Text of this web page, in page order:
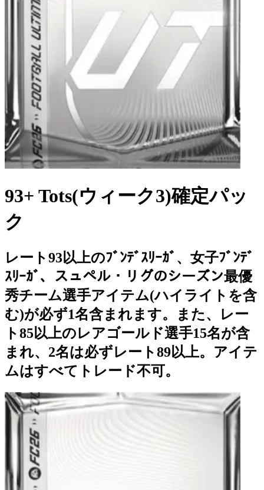
93+ Tots(ウィーク3)確定パッ
ク
レート93以上のﾌﾞﾝﾃﾞｽﾘｰｶﾞ、女子ﾌﾞﾝﾃﾞ
ｽﾘｰｶﾞ、スュペル・リグのシーズン最優
秀チーム選手アイテム(ハイライトを含
む)が必ず1名含まれます。また、レー
ト85以上のレアゴールド選手15名が含
まれ、2名は必ずレート89以上。アイテ
ムはすべてトレード不可。